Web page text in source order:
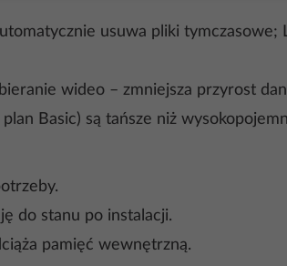
usuwa pliki tymczasowe;
wideo – zmniejsza przyrost
Basic) są tańsze niż
do stanu po instalacji.
pamięć wewnętrzną.